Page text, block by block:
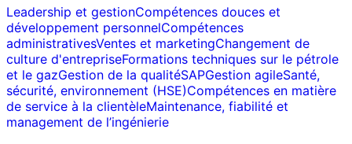
Leadership et gestionCompétences douces et
développement personnelCompétences
administrativesVentes et marketingChangement de
culture d'entrepriseFormations techniques sur le pétrole
et le gazGestion de la qualitéSAPGestion agileSanté,
sécurité, environnement (HSE)Compétences en matière
de service à la clientèleMaintenance, fiabilité et
management de l’ingénierie